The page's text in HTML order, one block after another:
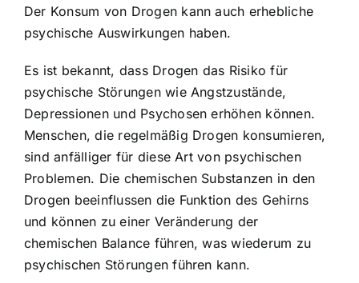
Der Konsum von Drogen kann auch erhebliche
psychische Auswirkungen haben.
Es ist bekannt, dass Drogen das Risiko für
psychische Störungen wie Angstzustände,
Depressionen und Psychosen erhöhen können.
Menschen, die regelmäßig Drogen konsumieren,
sind anfälliger für diese Art von psychischen
Problemen. Die chemischen Substanzen in den
Drogen beeinflussen die Funktion des Gehirns
und können zu einer Veränderung der
chemischen Balance führen, was wiederum zu
psychischen Störungen führen kann.